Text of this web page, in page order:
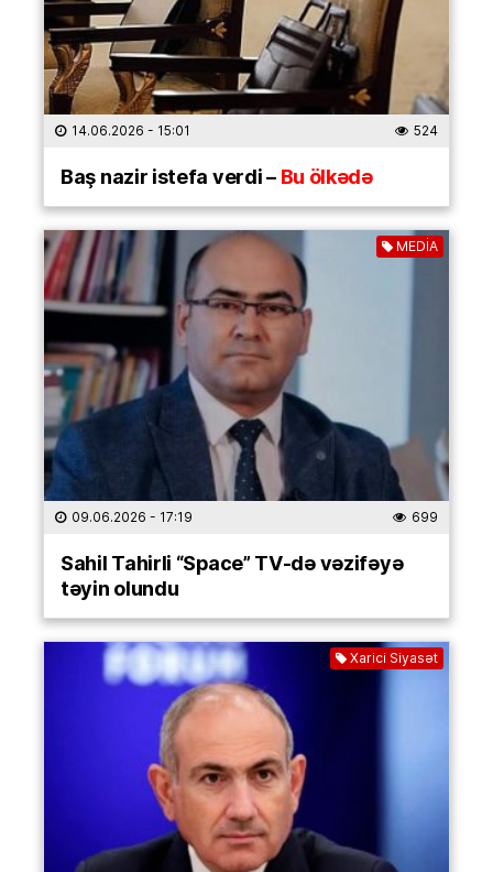
14.06.2026 - 15:01 524
Baş nazir istefa verdi –Bu ölkədə
MEDİA
09.06.2026 - 17:19 699
Sahil Tahirli “Space” TV-də vəzifəyə
təyin olundu
Xarici Siyasət